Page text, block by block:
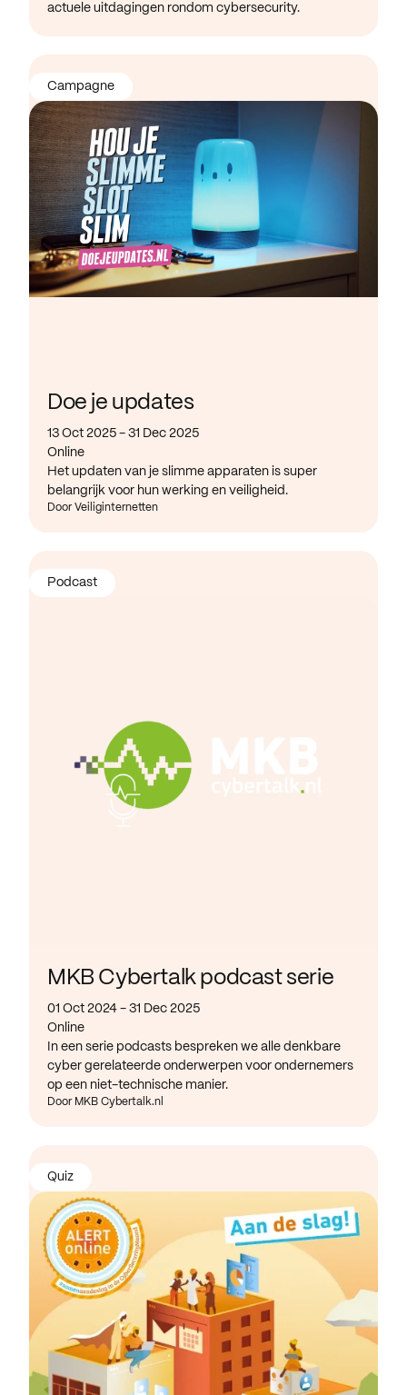
actuele uitdagingen rondom cybersecurity.
Doe je updates
13 Oct 2025 - 31 Dec 2025
Online
Het updaten van je slimme apparaten is super
belangrijk voor hun werking en veiligheid.
Door Veiliginternetten
Campagne
MKB Cybertalk podcast serie
01 Oct 2024 - 31 Dec 2025
Online
In een serie podcasts bespreken we alle denkbare
cyber gerelateerde onderwerpen voor ondernemers
op een niet-technische manier.
Door MKB Cybertalk.nl
Podcast
Quiz